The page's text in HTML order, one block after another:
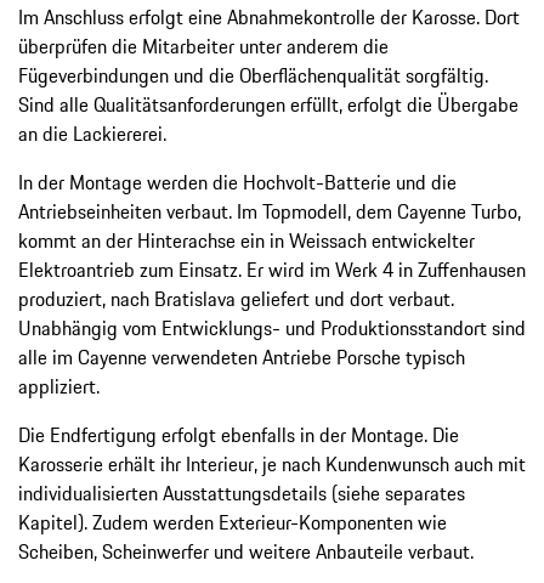
Im Anschluss erfolgt eine Abnahmekontrolle der Karosse. Dort
überprüfen die Mitarbeiter unter anderem die
Fügeverbindungen und die Oberflächenqualität sorgfältig.
Sind alle Qualitätsanforderungen erfüllt, erfolgt die Übergabe
an die Lackiererei.
In der Montage werden die Hochvolt-Batterie und die
Antriebseinheiten verbaut. Im Topmodell, dem Cayenne Turbo,
kommt an der Hinterachse ein in Weissach entwickelter
Elektroantrieb zum Einsatz. Er wird im Werk 4 in Zuffenhausen
produziert, nach Bratislava geliefert und dort verbaut.
Unabhängig vom Entwicklungs- und Produktionsstandort sind
alle im Cayenne verwendeten Antriebe Porsche typisch
appliziert.
Die Endfertigung erfolgt ebenfalls in der Montage. Die
Karosserie erhält ihr Interieur, je nach Kundenwunsch auch mit
individualisierten Ausstattungsdetails (siehe separates
Kapitel). Zudem werden Exterieur-Komponenten wie
Scheiben, Scheinwerfer und weitere Anbauteile verbaut.